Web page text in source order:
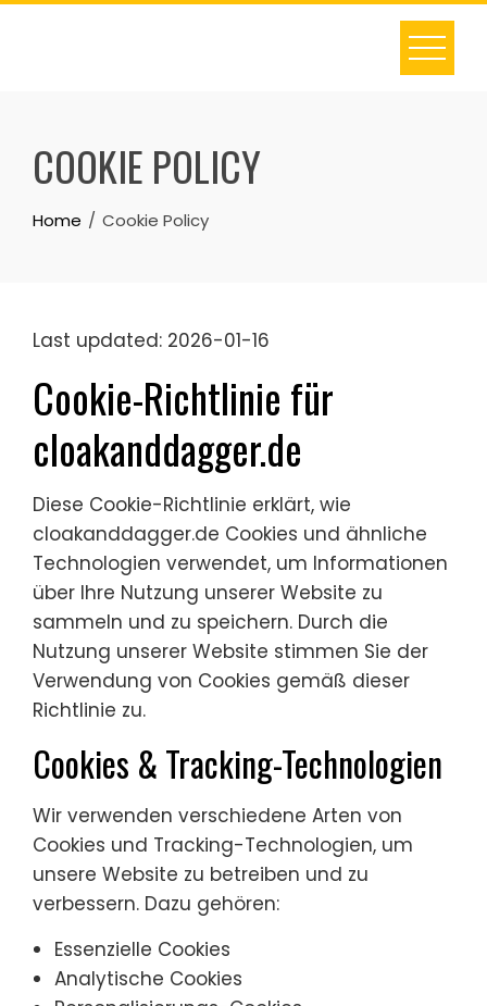
Skip
COOKIE POLICY
Home Cookie Policy
Last updated: 2026-01-16
Cookie-Richtlinie für
cloakanddagger.de
Diese Cookie-Richtlinie erklärt, wie
cloakanddagger.de Cookies und ähnliche
Technologien verwendet, um Informationen
über Ihre Nutzung unserer Website zu
sammeln und zu speichern. Durch die
Nutzung unserer Website stimmen Sie der
Verwendung von Cookies gemäß dieser
Richtlinie zu.
Cookies & Tracking-Technologien
Wir verwenden verschiedene Arten von
Cookies und Tracking-Technologien, um
unsere Website zu betreiben und zu
verbessern. Dazu gehören:
Essenzielle Cookies
Analytische Cookies